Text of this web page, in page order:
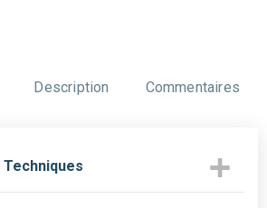
Description Commentaires